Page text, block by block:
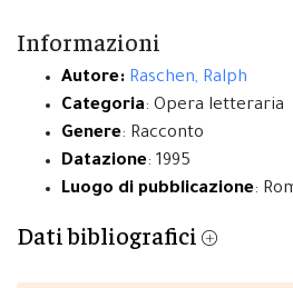
Informazioni
Autore: Raschen, Ralph
Categoria: Opera letteraria
Genere: Racconto
Datazione: 1995
Luogo di pubblicazione:
Dati bibliografici